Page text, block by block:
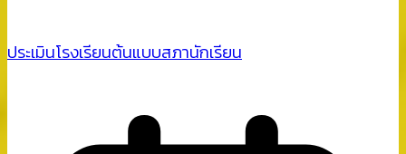
ประเมินโรงเรียนต้นแบบสภานักเรียน